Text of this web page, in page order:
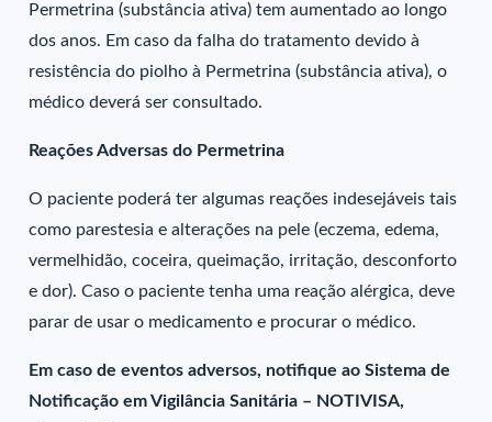
Permetrina (substância ativa) tem aumentado ao longo
dos anos. Em caso da falha do tratamento devido à
resistência do piolho à Permetrina (substância ativa), o
médico deverá ser consultado.
Reações Adversas do Permetrina
O paciente poderá ter algumas reações indesejáveis tais
como parestesia e alterações na pele (eczema, edema,
vermelhidão, coceira, queimação, irritação, desconforto
e dor). Caso o paciente tenha uma reação alérgica, deve
parar de usar o medicamento e procurar o médico.
Em caso de eventos adversos, notifique ao Sistema de
Notificação em Vigilância Sanitária – NOTIVISA,